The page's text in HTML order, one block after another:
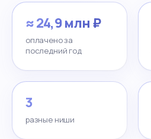
≈ 24,9 млн ₽
оплачено за
последний год
3
разные ниши